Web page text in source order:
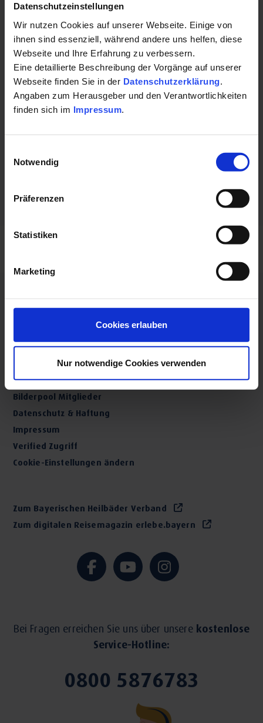
Datenschutzeinstellungen
Wir nutzen Cookies auf unserer Webseite. Einige von
ihnen sind essenziell, während andere uns helfen, diese
Webseite und Ihre Erfahrung zu verbessern.
Eine detaillierte Beschreibung der Vorgänge auf unserer
Webseite finden Sie in der Datenschutzerklärung
Angaben zum Herausgeber und den Verantwortlichkeiten
finden sich im Impressum
Notwendig
Präferenzen
Statistiken
Marketing
Cookies erlauben
Nur notwendige Cookies verwenden
Monika Rothbauer-Winter
Zugspitzstraße 20
86825 Bad Wörishofen
Auf Karte anzeigen | Route planen
Telefon:
Fax: +498247963845
Presse-Bereich
Bilderpool Mitglieder
Datenschutz & Haftung
Impressum
Verified Zugriff
Cookie-Einstellungen ändern
Zum Bayerischen Heilbäder Verband
Zum digitalen Reisemagazin erlebe.bayern
Bei Fragen erreichen Sie uns über unsere kostenlose
Service-Hotline:
0800 5876783